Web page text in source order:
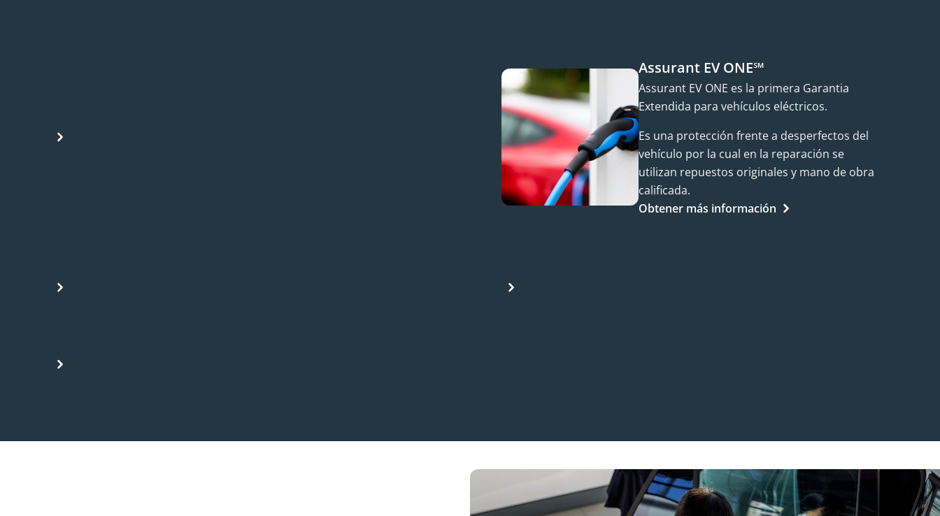
Assurant EV ONE℠
Assurant EV ONE es la primera Garantia
Extendida para vehículos eléctricos.
Es una protección frente a desperfectos del
vehículo por la cual en la reparación se
utilizan repuestos originales y mano de obra
calificada.
Obtener más información